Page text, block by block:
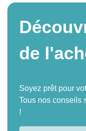
de
Soyez prêt pour
Tous nos conseils
!